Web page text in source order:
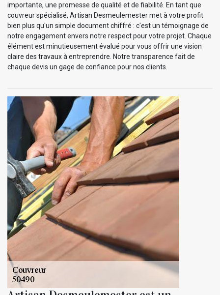
importante, une promesse de qualité et de fiabilité. En tant que
couvreur spécialisé, Artisan Desmeulemester met à votre profit
bien plus qu'un simple document chiffré : c'est un témoignage de
notre engagement envers notre respect pour votre projet. Chaque
élément est minutieusement évalué pour vous offrir une vision
claire des travaux à entreprendre. Notre transparence fait de
chaque devis un gage de confiance pour nos clients.